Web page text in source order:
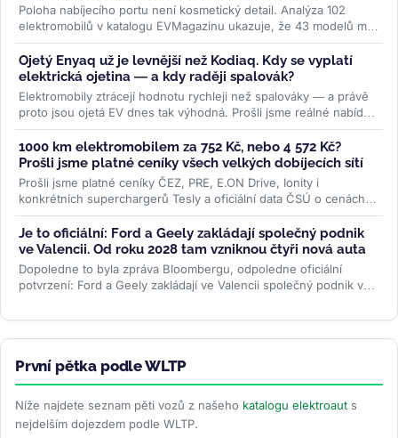
Poloha nabíjecího portu není kosmetický detail. Analýza 102
elektromobilů v katalogu EVMagazinu ukazuje, že 43 modelů má
konektor vpravo...>>
Ojetý Enyaq už je levnější než Kodiaq. Kdy se vyplatí
elektrická ojetina — a kdy raději spalovák?
Elektromobily ztrácejí hodnotu rychleji než spalováky — a právě
proto jsou ojetá EV dnes tak výhodná. Prošli jsme reálné nabídky
na...>>
1000 km elektromobilem za 752 Kč, nebo 4 572 Kč?
Prošli jsme platné ceníky všech velkých dobíjecích sítí
Prošli jsme platné ceníky ČEZ, PRE, E.ON Drive, Ionity i
konkrétních superchargerů Tesly a oficiální data ČSÚ o cenách
paliv. Rozdíl je...>>
Je to oficiální: Ford a Geely zakládají společný podnik
ve Valencii. Od roku 2028 tam vzniknou čtyři nová auta
Dopoledne to byla zpráva Bloombergu, odpoledne oficiální
potvrzení: Ford a Geely zakládají ve Valencii společný podnik v
První pětka podle WLTP
Níže najdete seznam pěti vozů z našeho katalogu elektroaut s
nejdelším dojezdem podle WLTP.